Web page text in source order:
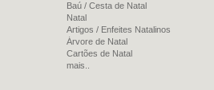
Baú / Cesta de Natal
Natal
Artigos / Enfeites Natalinos
Árvore de Natal
Cartões de Natal
mais..